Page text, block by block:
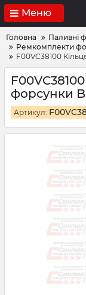
Меню
Головна
Паливні
Ремкомплекти
F00VC38100
форсунки
Артикул: